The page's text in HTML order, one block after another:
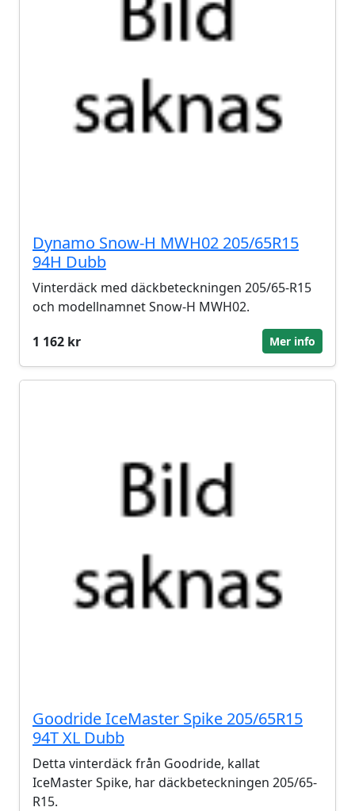
Dynamo Snow-H MWH02 205/65R15
94H Dubb
Vinterdäck med däckbeteckningen 205/65-R15
och modellnamnet Snow-H MWH02.
1 162 kr
Mer info
Goodride IceMaster Spike 205/65R15
94T XL Dubb
Detta vinterdäck från Goodride, kallat
IceMaster Spike, har däckbeteckningen 205/65-
R15.